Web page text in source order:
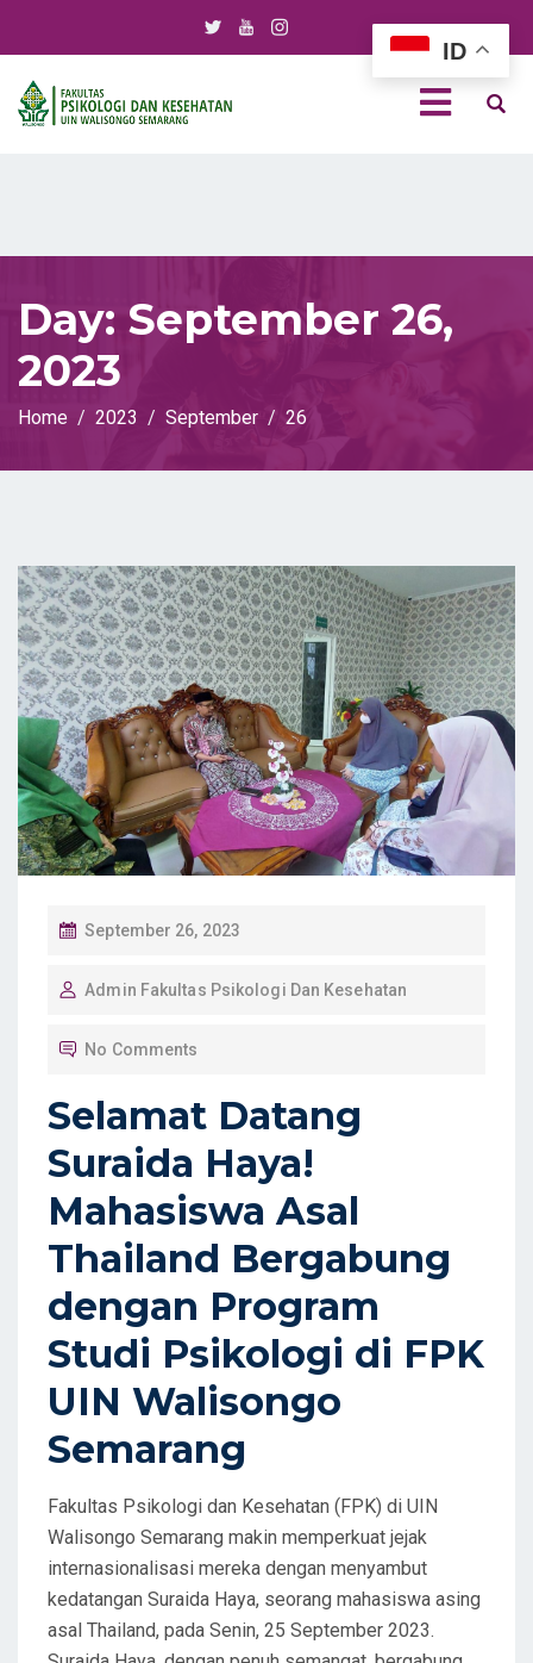
Day: September 26,
2023
Home 2023 September 26
P
S
O
N
September 26, 2023
Admin Fakultas Psikologi Dan Kesehatan
No Comments
Selamat Datang
Suraida Haya!
Mahasiswa Asal
Thailand Bergabung
dengan Program
Studi Psikologi di FPK
UIN Walisongo
Semarang
Fakultas Psikologi dan Kesehatan (FPK) di UIN
Walisongo Semarang makin memperkuat jejak
internasionalisasi mereka dengan menyambut
kedatangan Suraida Haya, seorang mahasiswa asing
asal Thailand, pada Senin, 25 September 2023.
ID